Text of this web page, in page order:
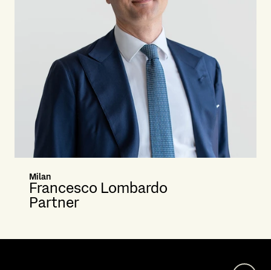
Milan
Francesco Lombardo
Partner